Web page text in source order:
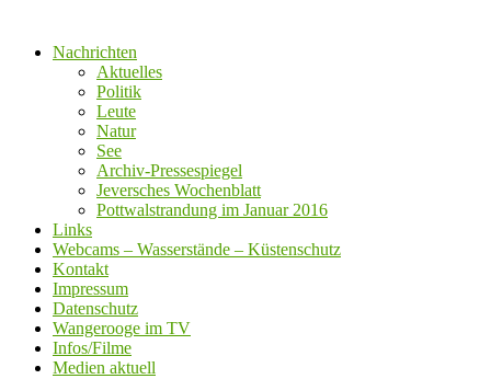
Nachrichten
Aktuelles
Politik
Leute
Natur
See
Archiv-Pressespiegel
Jeversches Wochenblatt
Pottwalstrandung im Januar 2016
Links
Webcams – Wasserstände – Küstenschutz
Kontakt
Impressum
Datenschutz
Wangerooge im TV
Infos/Filme
Medien aktuell